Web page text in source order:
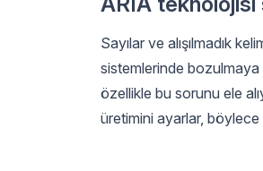
Sayılar ve alışılmadık
sistemlerinde
özellikle bu sorunu ele
üretimini ayarlar,